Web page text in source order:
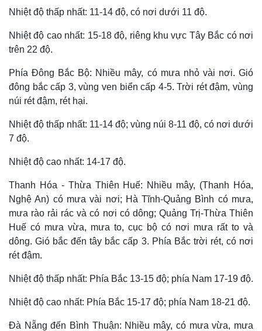
Thế giới
Quan sát
Cuộc sống đó đây
Video
Infographic
Nhiệt độ thấp nhất: 11-14 độ, có nơi dưới 11 độ.
Nhiệt độ cao nhất: 15-18 độ, riêng khu vực Tây Bắc có nơi
trên 22 độ.
Phía Đông Bắc Bộ: Nhiều mây, có mưa nhỏ vài nơi. Gió
đông bắc cấp 3, vùng ven biển cấp 4-5. Trời rét đậm, vùng
núi rét đậm, rét hại.
Nhiệt độ thấp nhất: 11-14 độ; vùng núi 8-11 độ, có nơi dưới
7 độ.
Nhiệt độ cao nhất: 14-17 độ.
Thanh Hóa - Thừa Thiên Huế: Nhiều mây, (Thanh Hóa,
Nghệ An) có mưa vài nơi; Hà Tĩnh-Quảng Bình có mưa,
mưa rào rải rác và có nơi có dông; Quảng Trị-Thừa Thiên
Huế có mưa vừa, mưa to, cục bộ có nơi mưa rất to và
dông. Gió bắc đến tây bắc cấp 3. Phía Bắc trời rét, có nơi
rét đậm.
Nhiệt độ thấp nhất: Phía Bắc 13-15 độ; phía Nam 17-19 độ.
Nhiệt độ cao nhất: Phía Bắc 15-17 độ; phía Nam 18-21 độ.
Đà Nẵng đến Bình Thuận: Nhiều mây, có mưa vừa, mưa